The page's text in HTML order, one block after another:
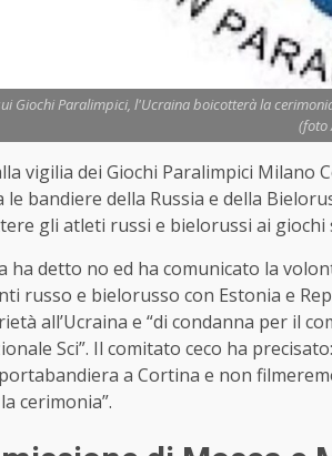
Giochi Paralimpici, l'Ucraina boicotterà la
(foto
vigilia dei Giochi Paralimpici Milano
le bandiere della Russia e della
gli atleti russi e bielorussi ai
ha detto no ed ha comunicato la
russo e bielorusso con Estonia e
all’Ucraina e “di condanna per il
Sci”. Il comitato ceco ha
a Cortina e non
cerimonia”.